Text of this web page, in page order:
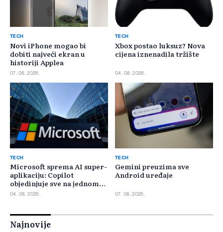
TECH
Novi iPhone mogao bi
dobiti najveći ekran u
historiji Applea
07. 08. 2026.
TECH
Xbox postao luksuz? Nova
cijena iznenadila tržište
04. 08. 2026.
TECH
Microsoft sprema AI super-
aplikaciju: Copilot
objedinjuje sve na jednom
mjestu
04. 08. 2026.
TECH
Gemini preuzima sve
Android uređaje
07. 08. 2026.
Najnovije